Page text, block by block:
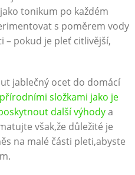
tonikum po každém
s poměrem vody
– pokud je pleť citlivější,
jablečný ocet do domácí
přírodními složkami jako je
další výhodya
však,že důležité je
na malé části pleti,abyste